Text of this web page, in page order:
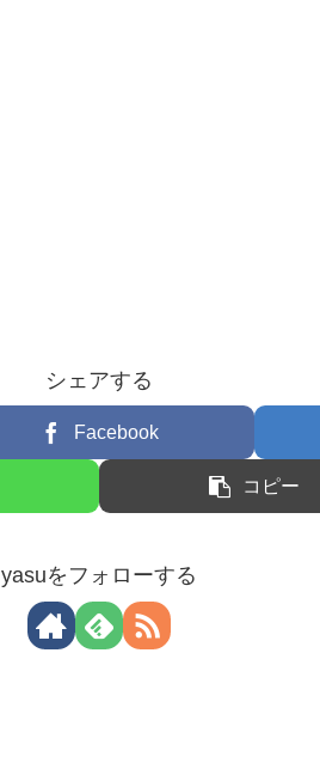
シェアする
Facebook
コピー
yasuをフォローする